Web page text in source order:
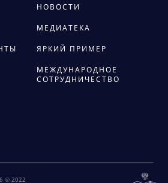
НОВОСТИ
МЕДИАТЕКА
ЯРКИЙ ПРИМЕР
МЕЖДУНАРОДНОЕ
СОТРУДНИЧЕСТВО
© 2022